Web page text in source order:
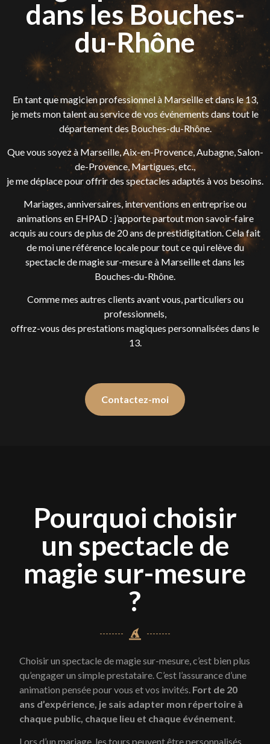
dans les Bouches-
du-Rhône
En tant que magicien professionnel à Marseille et dans le 13,
je mets mon talent au service de vos événements dans tout le
département des Bouches-du-Rhône.
Que vous soyez à Marseille, Aix-en-Provence, Aubagne, Salon-
de-Provence, Martigues, etc.,
je me déplace pour offrir des spectacles adaptés à vos besoins.
Mariages, anniversaires, interventions en entreprise ou
animations en EHPAD : j’apporte partout mon savoir-faire
acquis au cours de plus de 20 ans de prestidigitation. Cela fait
de moi une référence locale pour tout ce qui relève du
spectacle de magie sur-mesure à Marseille et dans les
Bouches-du-Rhône.
Comme mes autres clients avant vous, particuliers ou
professionnels,
offrez-vous des prestations magiques personnalisées dans le
13.
Contactez-moi
Pourquoi choisir
un spectacle de
magie sur-mesure
?
Choisir un spectacle de magie sur-mesure, c’est bien plus
qu’engager un simple prestataire. C’est l’assurance d’une
animation pensée pour vous et vos invités. Fort de 20
ans d’expérience, je sais adapter mon répertoire à
chaque public, chaque lieu et chaque événement
Lors d’un mariage, les tours peuvent être personnalisés